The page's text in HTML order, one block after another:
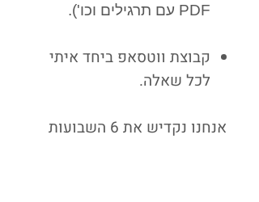
PDF עם תרגילים וכו').
קבוצת ווטסאפ ביחד איתי
לכל שאלה.
אנחנו נקדיש את 6 השבועות